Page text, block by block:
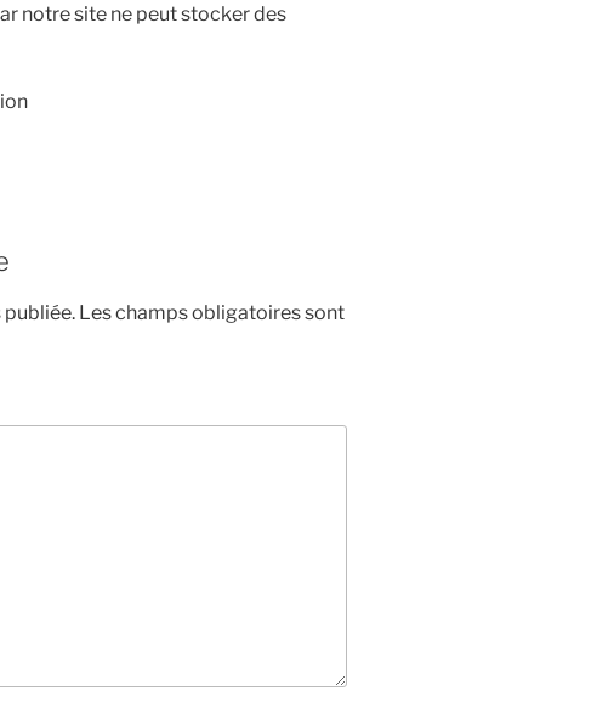
notre site ne peut stocker des
publiée. Les champs obligatoires sont